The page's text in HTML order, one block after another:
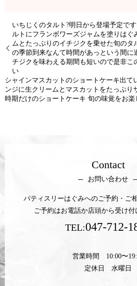
いちじくのタルト?明日から登場予定で
ルトにフランボワーズジャムを塗りはぐ
ムとたっぷりのイチジクを乗せた旬の
の季節到来なんて時間があっという間に
チジクを味わえる期間も短いので是非こ
い
シャインマスカットのショートケーキ出て
ンジに生クリームとマスカットをたっぷり
時期だけのショートケーキ 旬の味覚をお楽
Contact
お問い合わせ
パティスリーはぐみへのご予約・ご
ご予約はお電話か店頭から受け付
TEL:047-712-
営業時間 10:00〜
定休日 水曜日